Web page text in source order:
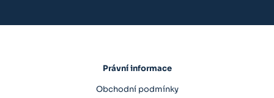
Právní informace
Obchodní podmínky